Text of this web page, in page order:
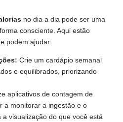
no dia a dia pode ser uma
consciente. Aqui estão
podem ajudar:
Crie um cardápio semanal
e equilibrados, priorizando
aplicativos de contagem de
a monitorar a ingestão e o
visualização do que você está